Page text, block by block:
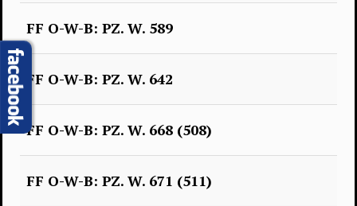
FF O-W-B: PZ. W. 589
FF O-W-B: PZ. W. 642
FF O-W-B: PZ. W. 668 (508)
FF O-W-B: PZ. W. 671 (511)